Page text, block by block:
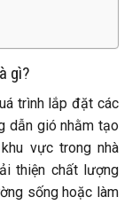
gì?
trình lắp đặt các
dẫn gió nhằm tạo
vực trong nhà
thiện chất lượng
sống hoặc làm